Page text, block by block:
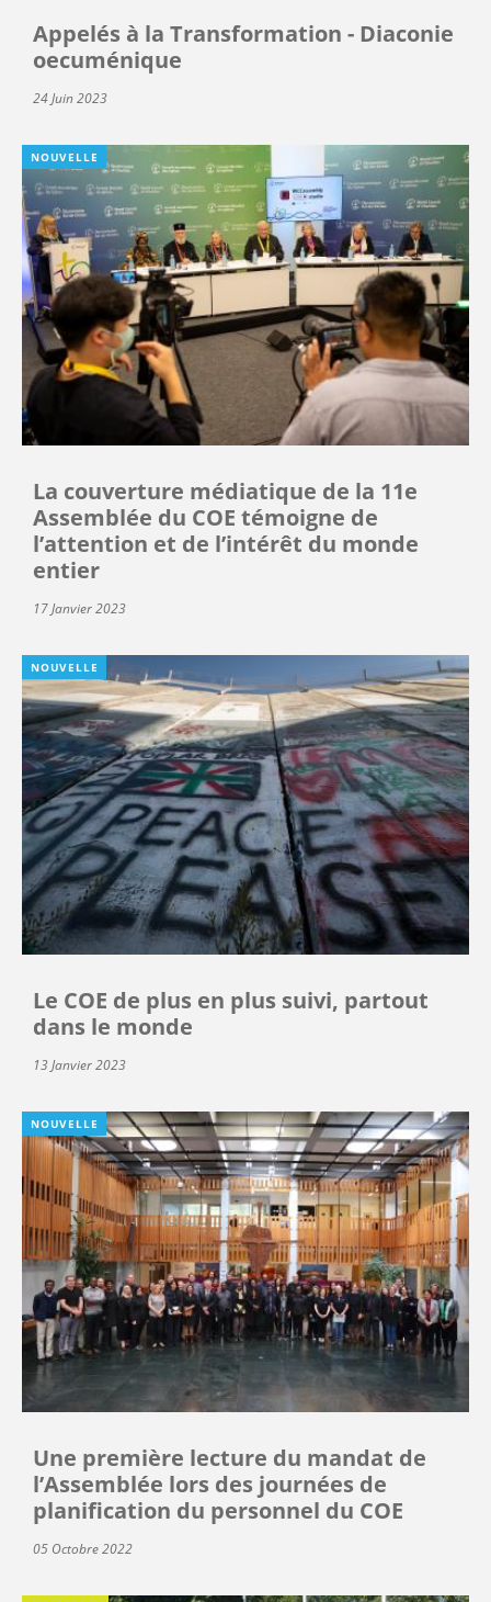
Appelés à la Transformation - Diaconie
oecuménique
24 Juin 2023
NOUVELLE
La couverture médiatique de la 11e
Assemblée du COE témoigne de
l’attention et de l’intérêt du monde
entier
17 Janvier 2023
NOUVELLE
Le COE de plus en plus suivi, partout
dans le monde
13 Janvier 2023
NOUVELLE
Une première lecture du mandat de
l’Assemblée lors des journées de
planification du personnel du COE
05 Octobre 2022